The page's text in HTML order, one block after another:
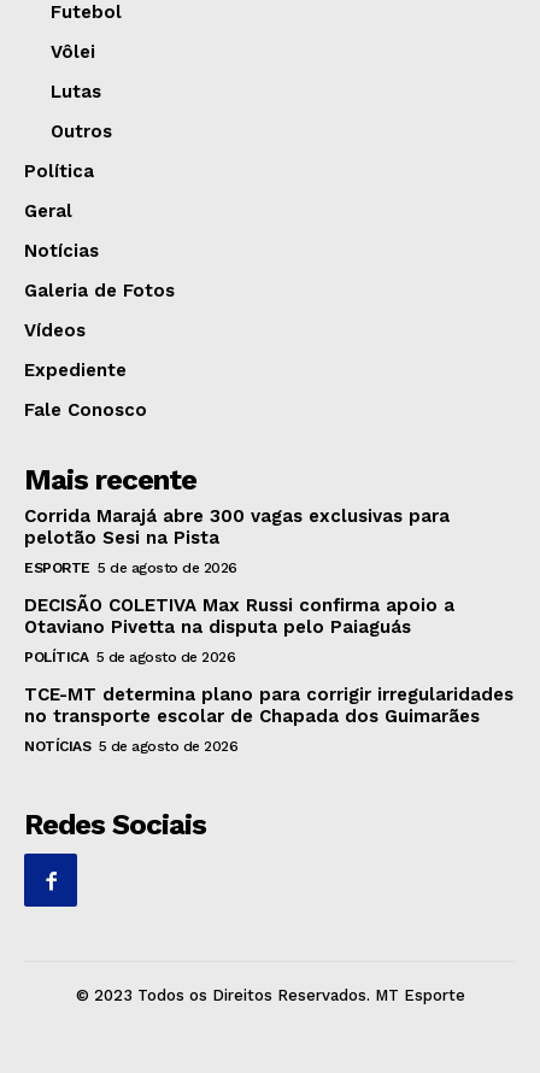
Futebol
Vôlei
Lutas
Outros
Política
Geral
Notícias
Galeria de Fotos
Vídeos
Expediente
Fale Conosco
Mais recente
Corrida Marajá abre 300 vagas exclusivas para
pelotão Sesi na Pista
ESPORTE 5 de agosto de 2026
DECISÃO COLETIVA Max Russi confirma apoio a
Otaviano Pivetta na disputa pelo Paiaguás
POLÍTICA 5 de agosto de 2026
TCE-MT determina plano para corrigir irregularidades
no transporte escolar de Chapada dos Guimarães
NOTÍCIAS 5 de agosto de 2026
Redes Sociais
© 2023 Todos os Direitos Reservados. MT Esporte